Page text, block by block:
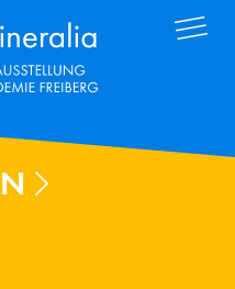
Terra